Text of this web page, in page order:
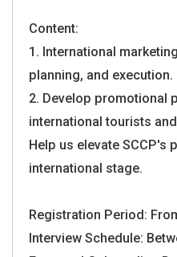
Content:
1. International
planning, and execution.
2. Develop promotional
international tourists
Help us elevate SCCP's
international stage.
Registration Period:
Interview Schedule: